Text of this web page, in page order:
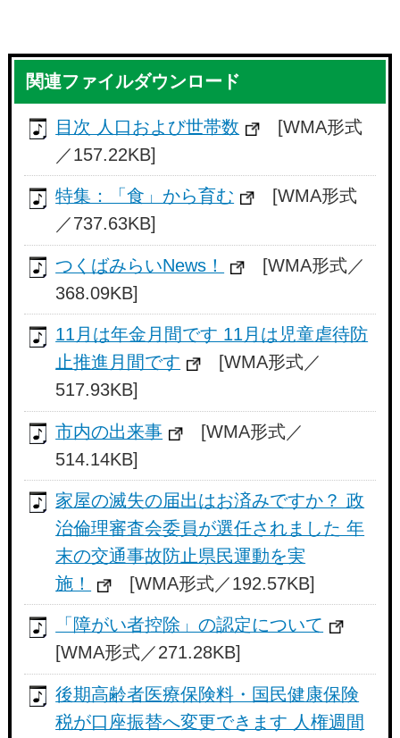
関連ファイルダウンロード
目次 人口および世帯数
[WMA形式
／157.22KB]
特集：「食」から育む
[WMA形式
／737.63KB]
つくばみらいNews！
[WMA形式／
368.09KB]
11月は年金月間です 11月は児童虐待防
止推進月間です
[WMA形式／
517.93KB]
市内の出来事
[WMA形式／
514.14KB]
家屋の滅失の届出はお済みですか？ 政
治倫理審査会委員が選任されました 年
末の交通事故防止県民運動を実
施！
[WMA形式／192.57KB]
「障がい者控除」の認定について
[WMA形式／271.28KB]
後期高齢者医療保険料・国民健康保険
税が口座振替へ変更できます 人権週間